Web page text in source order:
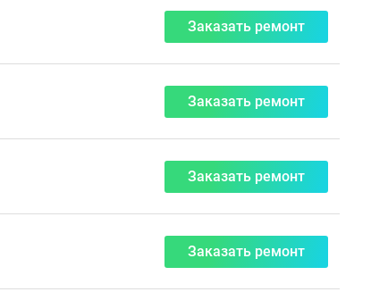
Заказать ремонт
Заказать ремонт
Заказать ремонт
Заказать ремонт